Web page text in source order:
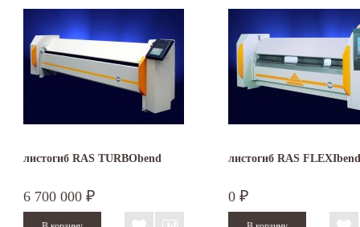
листогиб RAS TURBObend
6 700 000 ₽
листогиб RAS FLEXIbend
0 ₽